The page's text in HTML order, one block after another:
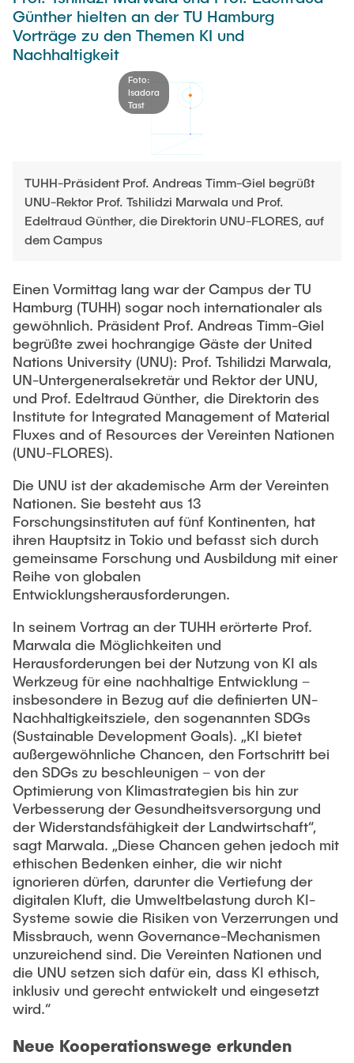
Newsroom
Pressemitteilungen
Flyer und Broschüren
Arbeiten an der TU Hamburg
Stellenausschreibungen
Berufungen
Neue Mitarbeitende
Intern
Beratung und Kontakt
Neu an der TUHH
Studienorganisation
Für Absolventinnen und Absolventen
Alumni
Berufseinstieg - Career Center
Promotion und Habilitation
Wissenschaftliche Weiterbildung
Lehre und Lernen
Best Practices Lehre
Hochschuldidaktik - ZLL
LearnING Center
WorkINGLab / Makerspace
UNU HUB "Engineering to Face Climate Change"
Forschungsförderung
Future Lectures
Neues aus der Forschung &
Transfer
Interdisziplinärer Workshop des FSP
„Biobasierte Prozesse und
Reaktortechnologien“
Studiengänge
Forschung und Institute
Technologie und Innovation in der Bildung
Management-Wissenschaften und Technologie
Forschung und Institute
Maschinenbau
Studiengänge
Forschung und Institute
Studienbereich FIT
Institute im Überblick
Austauschstudium
Intercultural Hub
(Gast)Wissenschaftler*innen
Partnerhochschulen Studierendenaustausch
Eine Partnerschaft vereinbaren
Strategie
ECIU University
Günther hielten an der TU Hamburg
Vorträge zu den Themen KI und
Nachhaltigkeit
Foto:
Isadora
Tast
TUHH-Präsident Prof. Andreas Timm-Giel begrüßt
UNU-Rektor Prof. Tshilidzi Marwala und Prof.
Edeltraud Günther, die Direktorin UNU-FLORES, auf
dem Campus
Einen Vormittag lang war der Campus der TU
Hamburg (TUHH) sogar noch internationaler als
gewöhnlich. Präsident Prof. Andreas Timm-Giel
begrüßte zwei hochrangige Gäste der United
Nations University (UNU): Prof. Tshilidzi Marwala,
UN-Untergeneralsekretär und Rektor der UNU,
und Prof. Edeltraud Günther, die Direktorin des
Institute for Integrated Management of Material
Fluxes and of Resources der Vereinten Nationen
(UNU-FLORES).
Die UNU ist der akademische Arm der Vereinten
Nationen. Sie besteht aus 13
Forschungsinstituten auf fünf Kontinenten, hat
ihren Hauptsitz in Tokio und befasst sich durch
gemeinsame Forschung und Ausbildung mit einer
Reihe von globalen
Entwicklungsherausforderungen.
In seinem Vortrag an der TUHH erörterte Prof.
Marwala die Möglichkeiten und
Herausforderungen bei der Nutzung von KI als
Werkzeug für eine nachhaltige Entwicklung –
insbesondere in Bezug auf die definierten UN-
Nachhaltigkeitsziele, den sogenannten SDGs
(Sustainable Development Goals). „KI bietet
außergewöhnliche Chancen, den Fortschritt bei
den SDGs zu beschleunigen – von der
Optimierung von Klimastrategien bis hin zur
Verbesserung der Gesundheitsversorgung und
der Widerstandsfähigkeit der Landwirtschaft“,
sagt Marwala. „Diese Chancen gehen jedoch mit
ethischen Bedenken einher, die wir nicht
ignorieren dürfen, darunter die Vertiefung der
digitalen Kluft, die Umweltbelastung durch KI-
Systeme sowie die Risiken von Verzerrungen und
Missbrauch, wenn Governance-Mechanismen
unzureichend sind. Die Vereinten Nationen und
die UNU setzen sich dafür ein, dass KI ethisch,
inklusiv und gerecht entwickelt und eingesetzt
wird.“
Neue Kooperationswege erkunden